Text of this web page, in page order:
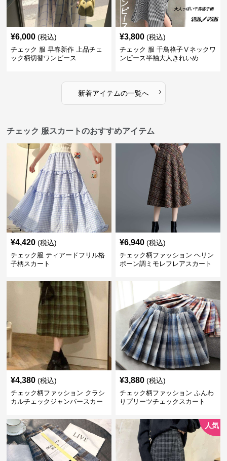
¥6,000 (税込)
チェック 服 早春新作 上品チェ
ック柄切替ワンピース
¥3,800 (税込)
チェック 服 千鳥格子Ⅴネックワ
ンピース半袖大人きれいめ
新着アイテムの一覧へ ›
チェック 服スカートのおすすめアイテム
¥4,420 (税込)
チェック服 ティアードフリル格
子柄スカート
¥6,940 (税込)
チェック柄ファッション ヘリン
ボーン調ミモレフレアスカート
¥4,380 (税込)
チェック柄ファッション クラシ
カルチェックジャンパースカー
¥3,880 (税込)
チェック柄ファッション ふんわ
りプリーツチェックスカート
人気